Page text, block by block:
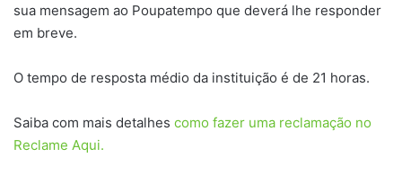
sua mensagem ao Poupatempo que deverá lhe responder
em breve.
O tempo de resposta médio da instituição é de 21 horas.
Saiba com mais detalhes como fazer uma reclamação no
Reclame Aqui.